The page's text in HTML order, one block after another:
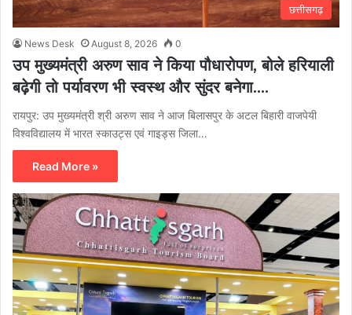
छत्तीसगढ़
News Desk August 8, 2026 0
उप मुख्यमंत्री अरुण साव ने किया पौधारोपण, बोले हरियाली
बढ़ेगी तो पर्यावरण भी स्वस्थ और सुंदर बनेगा….
रायपुर: उप मुख्यमंत्री श्री अरुण साव ने आज बिलासपुर के अटल बिहारी वाजपेयी
विश्वविद्यालय में भारत स्काउट्स एवं गाइड्स जिला…
Read More »